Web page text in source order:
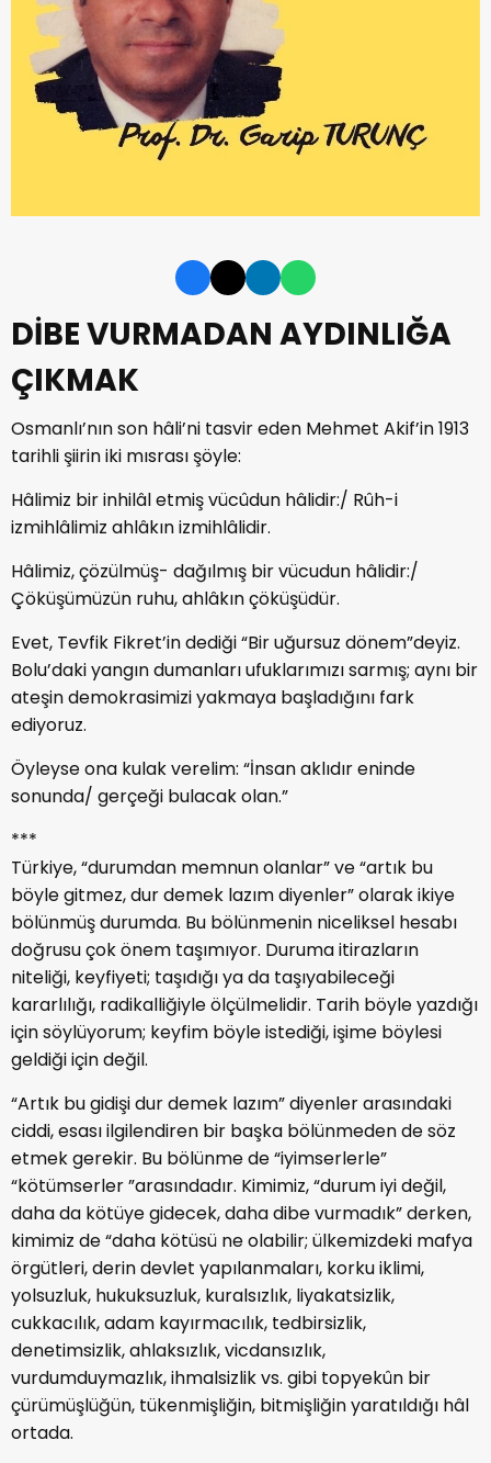
DİBE VURMADAN AYDINLIĞA
ÇIKMAK
Osmanlı’nın son hâli’ni tasvir eden Mehmet Akif’in 1913
tarihli şiirin iki mısrası şöyle:
Hâlimiz bir inhilâl etmiş vücûdun hâlidir:/ Rûh-i
izmihlâlimiz ahlâkın izmihlâlidir.
Hâlimiz, çözülmüş- dağılmış bir vücudun hâlidir:/
Çöküşümüzün ruhu, ahlâkın çöküşüdür.
Evet, Tevfik Fikret’in dediği “Bir uğursuz dönem”deyiz.
Bolu’daki yangın dumanları ufuklarımızı sarmış; aynı bir
ateşin demokrasimizi yakmaya başladığını fark
ediyoruz.
Öyleyse ona kulak verelim: “İnsan aklıdır eninde
sonunda/ gerçeği bulacak olan.”
***
Türkiye, “durumdan memnun olanlar” ve “artık bu
böyle gitmez, dur demek lazım diyenler” olarak ikiye
bölünmüş durumda. Bu bölünmenin niceliksel hesabı
doğrusu çok önem taşımıyor. Duruma itirazların
niteliği, keyfiyeti; taşıdığı ya da taşıyabileceği
kararlılığı, radikalliğiyle ölçülmelidir. Tarih böyle yazdığı
için söylüyorum; keyfim böyle istediği, işime böylesi
geldiği için değil.
“Artık bu gidişi dur demek lazım” diyenler arasındaki
ciddi, esası ilgilendiren bir başka bölünmeden de söz
etmek gerekir. Bu bölünme de “iyimserlerle”
“kötümserler ”arasındadır. Kimimiz, “durum iyi değil,
daha da kötüye gidecek, daha dibe vurmadık” derken,
kimimiz de “daha kötüsü ne olabilir; ülkemizdeki mafya
örgütleri, derin devlet yapılanmaları, korku iklimi,
yolsuzluk, hukuksuzluk, kuralsızlık, liyakatsizlik,
cukkacılık, adam kayırmacılık, tedbirsizlik,
denetimsizlik, ahlaksızlık, vicdansızlık,
vurdumduymazlık, ihmalsizlik vs. gibi topyekûn bir
çürümüşlüğün, tükenmişliğin, bitmişliğin yaratıldığı hâl
ortada.